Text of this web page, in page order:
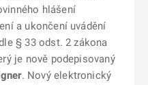
hlášení
a ukončení uvádění
§ 33 odst. 2 zákona
je nově podepisovaný
. Nový elektronický